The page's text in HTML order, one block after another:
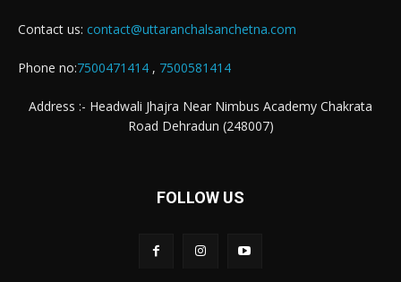
Contact us: contact@uttaranchalsanchetna.com
Phone no:7500471414 , 7500581414
Address :- Headwali Jhajra Near Nimbus Academy Chakrata
Road Dehradun (248007)
FOLLOW US